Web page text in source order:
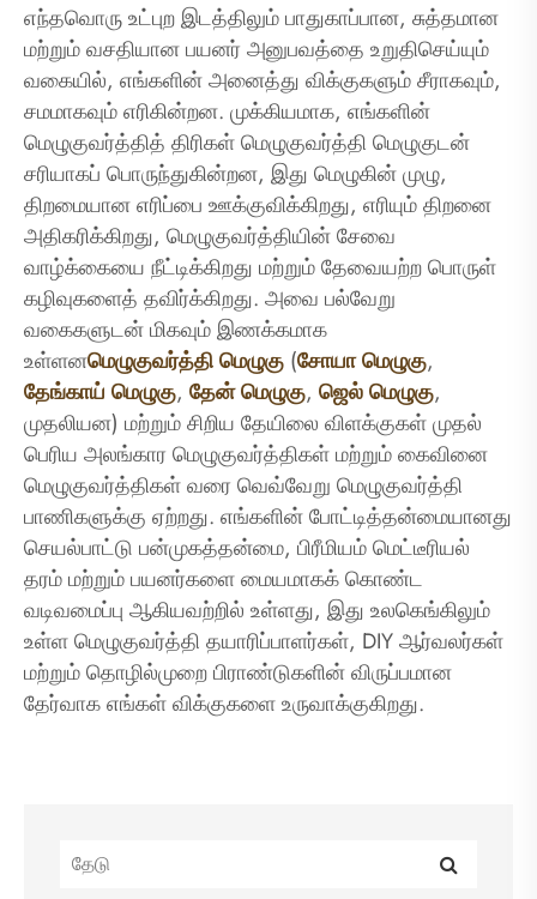
எந்தவொரு உட்புற இடத்திலும் பாதுகாப்பான, சுத்தமான
மற்றும் வசதியான பயனர் அனுபவத்தை உறுதிசெய்யும்
வகையில், எங்களின் அனைத்து விக்குகளும் சீராகவும்,
சமமாகவும் எரிகின்றன. முக்கியமாக, எங்களின்
மெழுகுவர்த்தித் திரிகள் மெழுகுவர்த்தி மெழுகுடன்
சரியாகப் பொருந்துகின்றன, இது மெழுகின் முழு,
திறமையான எரிப்பை ஊக்குவிக்கிறது, எரியும் திறனை
அதிகரிக்கிறது, மெழுகுவர்த்தியின் சேவை
வாழ்க்கையை நீட்டிக்கிறது மற்றும் தேவையற்ற பொருள்
கழிவுகளைத் தவிர்க்கிறது. அவை பல்வேறு
வகைகளுடன் மிகவும் இணக்கமாக
உள்ளனமெழுகுவர்த்தி மெழுகு (சோயா மெழுகு,
தேங்காய் மெழுகு, தேன் மெழுகு, ஜெல் மெழுகு,
முதலியன) மற்றும் சிறிய தேயிலை விளக்குகள் முதல்
பெரிய அலங்கார மெழுகுவர்த்திகள் மற்றும் கைவினை
மெழுகுவர்த்திகள் வரை வெவ்வேறு மெழுகுவர்த்தி
பாணிகளுக்கு ஏற்றது. எங்களின் போட்டித்தன்மையானது
செயல்பாட்டு பன்முகத்தன்மை, பிரீமியம் மெட்டீரியல்
தரம் மற்றும் பயனர்களை மையமாகக் கொண்ட
வடிவமைப்பு ஆகியவற்றில் உள்ளது, இது உலகெங்கிலும்
உள்ள மெழுகுவர்த்தி தயாரிப்பாளர்கள், DIY ஆர்வலர்கள்
மற்றும் தொழில்முறை பிராண்டுகளின் விருப்பமான
தேர்வாக எங்கள் விக்குகளை உருவாக்குகிறது.